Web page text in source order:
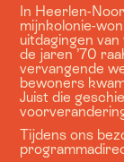
In Heerlen-
mijnkolonie-
uitdagingen
de jaren ’70
vervangende
bewoners
Juist die
Tijdens ons